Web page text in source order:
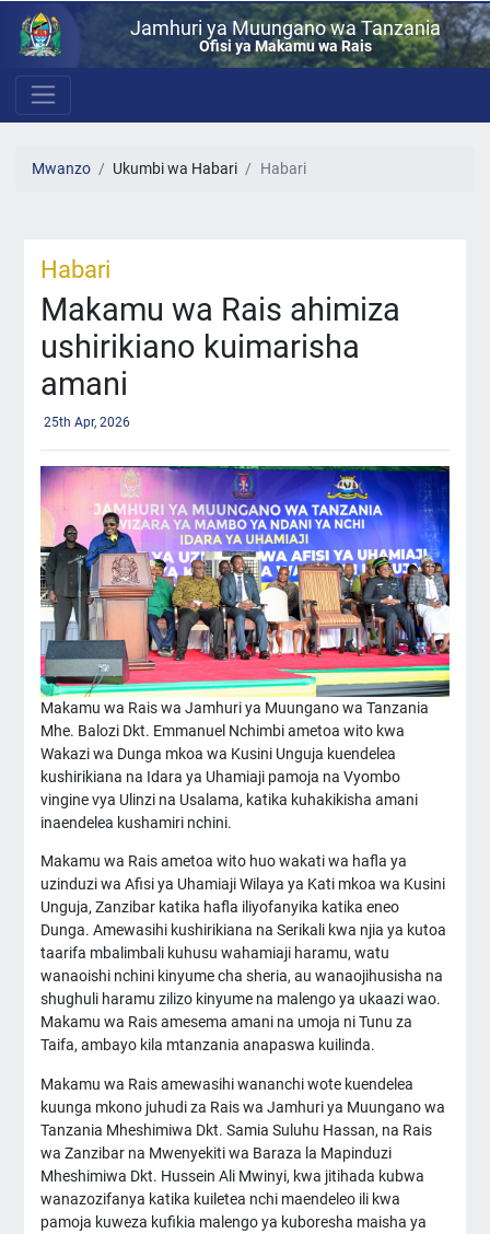
Jamhuri ya Muungano wa Tanzania
Ofisi ya Makamu wa Rais
Mwanzo Ukumbi wa Habari Habari
Habari
Makamu wa Rais ahimiza
ushirikiano kuimarisha
amani
25th Apr, 2026
Makamu wa Rais wa Jamhuri ya Muungano wa Tanzania
Mhe. Balozi Dkt. Emmanuel Nchimbi ametoa wito kwa
Wakazi wa Dunga mkoa wa Kusini Unguja kuendelea
kushirikiana na Idara ya Uhamiaji pamoja na Vyombo
vingine vya Ulinzi na Usalama, katika kuhakikisha amani
inaendelea kushamiri nchini.
Makamu wa Rais ametoa wito huo wakati wa hafla ya
uzinduzi wa Afisi ya Uhamiaji Wilaya ya Kati mkoa wa Kusini
Unguja, Zanzibar katika hafla iliyofanyika katika eneo
Dunga. Amewasihi kushirikiana na Serikali kwa njia ya kutoa
taarifa mbalimbali kuhusu wahamiaji haramu, watu
wanaoishi nchini kinyume cha sheria, au wanaojihusisha na
shughuli haramu zilizo kinyume na malengo ya ukaazi wao.
Makamu wa Rais amesema amani na umoja ni Tunu za
Taifa, ambayo kila mtanzania anapaswa kuilinda.
Makamu wa Rais amewasihi wananchi wote kuendelea
kuunga mkono juhudi za Rais wa Jamhuri ya Muungano wa
Tanzania Mheshimiwa Dkt. Samia Suluhu Hassan, na Rais
wa Zanzibar na Mwenyekiti wa Baraza la Mapinduzi
Mheshimiwa Dkt. Hussein Ali Mwinyi, kwa jitihada kubwa
wanazozifanya katika kuiletea nchi maendeleo ili kwa
pamoja kuweza kufikia malengo ya kuboresha maisha ya